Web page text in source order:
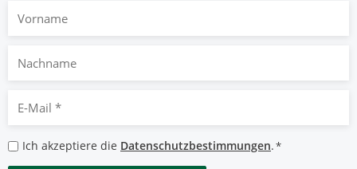
Nachname
Mail
Datenschutzbestimmungen
*
Ich akzeptiere die Datenschutzbestimmungen.*